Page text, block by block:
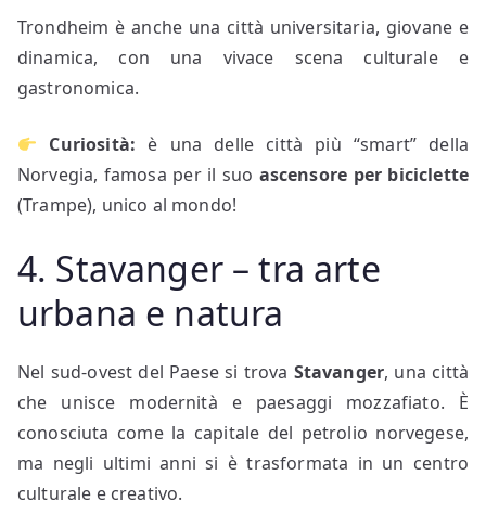
Trondheim è anche una città universitaria, giovane e
dinamica, con una vivace scena culturale e
gastronomica.
Curiosità: è una delle città più “smart” della
Norvegia, famosa per il suo ascensore per biciclette
(Trampe), unico al mondo!
4. Stavanger – tra arte
urbana e natura
Nel sud-ovest del Paese si trova Stavanger, una città
che unisce modernità e paesaggi mozzafiato. È
conosciuta come la capitale del petrolio norvegese,
ma negli ultimi anni si è trasformata in un centro
culturale e creativo.